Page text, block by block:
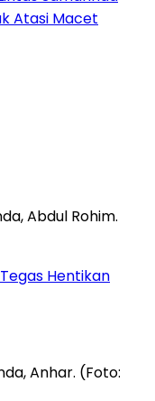
Atasi Macet
Hentikan